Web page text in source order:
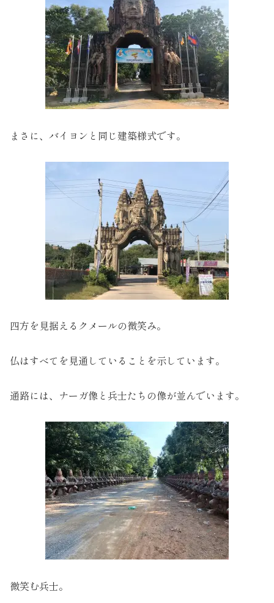
まさに、バイヨンと同じ建築様式です。
四方を見据えるクメールの微笑み。
仏はすべてを見通していることを示しています。
通路には、ナーガ像と兵士たちの像が並んでいます。
微笑む兵士。